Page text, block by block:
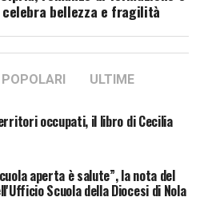
bellezza e fragilità
POPOLARI ULTIME
occupati, il libro di Cecilia
aperta è salute”, la nota del
Scuola della Diocesi di Nola